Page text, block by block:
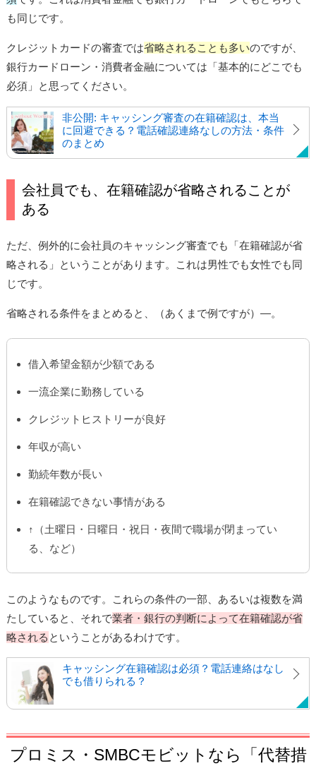
も同じです。
クレジットカードの審査では省略されることも多いのですが、
銀行カードローン・消費者金融については「基本的にどこでも
必須」と思ってください。
非公開: キャッシング審査の在籍確認は、本当
に回避できる？電話確認連絡なしの方法・条件
のまとめ
会社員でも、在籍確認が省略されることが
ある
ただ、例外的に会社員のキャッシング審査でも「在籍確認が省
略される」ということがあります。これは男性でも女性でも同
じです。
省略される条件をまとめると、（あくまで例ですが）―。
借入希望金額が少額である
一流企業に勤務している
クレジットヒストリーが良好
年収が高い
勤続年数が長い
在籍確認できない事情がある
↑（土曜日・日曜日・祝日・夜間で職場が閉まってい
る、など）
このようなものです。これらの条件の一部、あるいは複数を満
たしていると、それで業者・銀行の判断によって在籍確認が省
略される ということがあるわけです。
キャッシング在籍確認は必須？電話連絡はなし
でも借りられる？
プロミス・SMBCモビットなら「代替措